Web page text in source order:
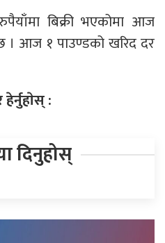
बिक्री भएकोमा आज
। आज १ पाउण्डको खरिद दर
:
दिनुहोस्